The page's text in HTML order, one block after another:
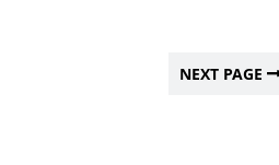
NEXT PAGE